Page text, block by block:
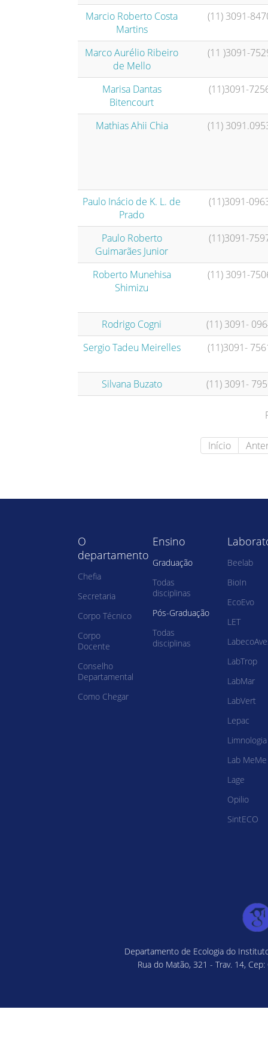
Marcio Roberto Costa
Martins
(11) 3091-
Marco Aurélio Ribeiro
de Mello
(11 )3091-
Marisa Dantas
Bitencourt
(11)3091-
Mathias Ahii Chia (11)
Paulo Inácio de K. L. de
Prado
(11)3091-
Paulo Roberto
Guimarães Junior
(11)3091-
Roberto Munehisa
Shimizu
(11) 3091-
Rodrigo Cogni
(11) 3091-
Sergio Tadeu Meirelles
(11)3091-
Silvana Buzato (11) 3091-
Início
O
departamento
Chefia
Secretaria
Corpo Técnico
Corpo
Docente
Conselho
Departamental
Como Chegar
Ensino
Graduação
Todas
disciplinas
Pós-Graduação
Todas
disciplinas
Beelab
BioIn
EcoEvo
LET
LabTrop
LabMar
LabVert
Lepac
Limnologia
Lab MeMe
Lage
Opilio
SintECO
Departamento de Ecologia do
Rua do Matão, 321 - Trav. 14,